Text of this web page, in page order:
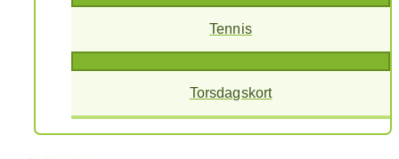
Tennis
Torsdagskort